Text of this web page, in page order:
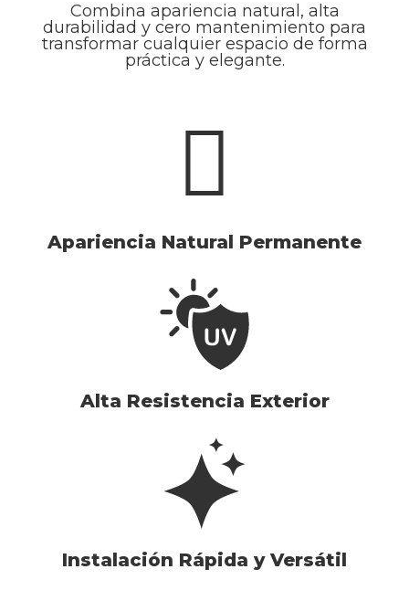
Combina apariencia natural, alta
durabilidad y cero mantenimiento para
transformar cualquier espacio de forma
práctica y elegante.
Apariencia Natural Permanente
Alta Resistencia Exterior
Instalación Rápida y Versátil